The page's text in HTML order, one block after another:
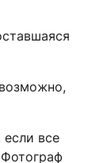
все